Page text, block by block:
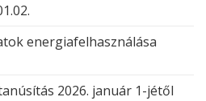
energiafelhasználása
2026. január 1-jétől